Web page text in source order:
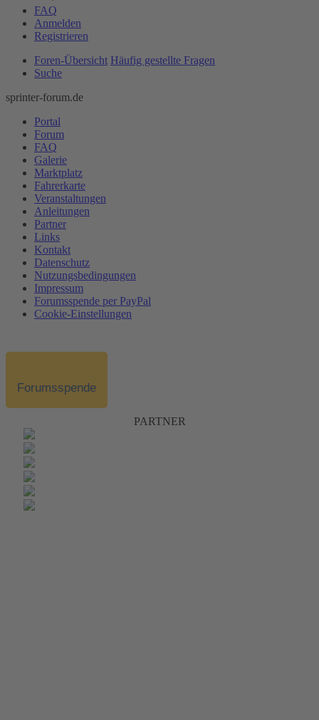
FAQ
Anmelden
Registrieren
Foren-Übersicht Häufig gestellte Fragen
Suche
sprinter-forum.de
Portal
Forum
FAQ
Galerie
Marktplatz
Fahrerkarte
Veranstaltungen
Anleitungen
Partner
Links
Kontakt
Datenschutz
Nutzungsbedingungen
Impressum
Forumsspende per PayPal
Cookie-Einstellungen
Forumsspende
PARTNER